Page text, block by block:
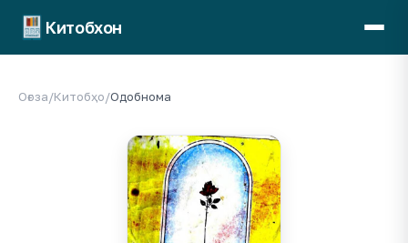
Китобхон
Оғоза/Китобҳо/Одобнома